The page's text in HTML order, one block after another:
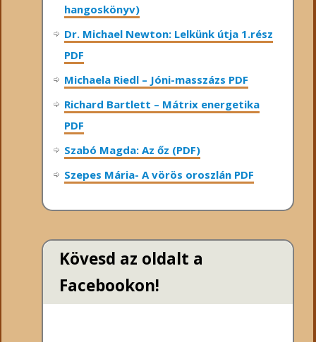
hangoskönyv)
Dr. Michael Newton: Lelkünk útja 1.rész
PDF
Michaela Riedl – Jóni-masszázs PDF
Richard Bartlett – Mátrix energetika
PDF
Szabó Magda: Az őz (PDF)
Szepes Mária- A vörös oroszlán PDF
Kövesd az oldalt a
Facebookon!